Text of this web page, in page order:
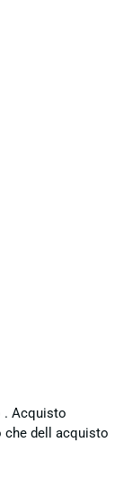
. Acquisto
che dell acquisto